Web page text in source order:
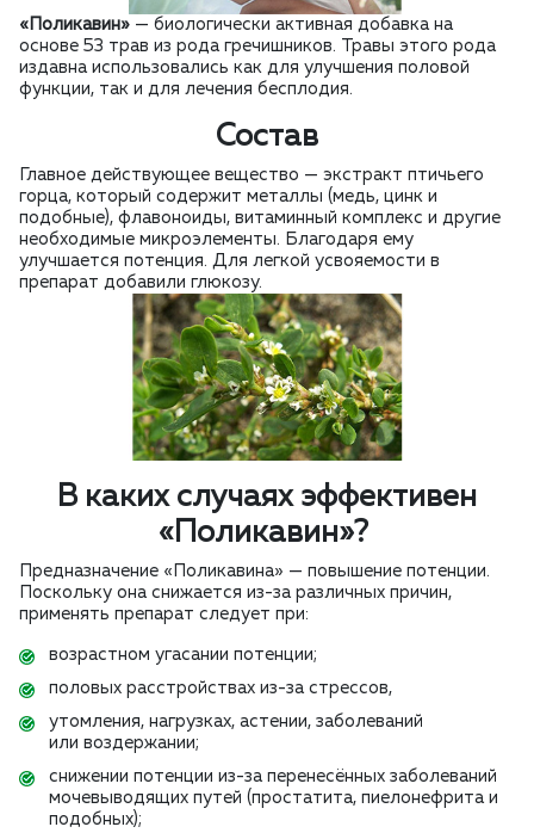
«Поликавин» — биологически активная добавка на
основе 53 трав из рода гречишников. Травы этого рода
издавна использовались как для улучшения половой
функции, так и для лечения бесплодия.
Состав
Главное действующее вещество — экстракт птичьего
горца, который содержит металлы (медь, цинк и
подобные), флавоноиды, витаминный комплекс и другие
необходимые микроэлементы. Благодаря ему
улучшается потенция. Для легкой усвояемости в
препарат добавили глюкозу.
В каких случаях эффективен
«Поликавин»?
Предназначение «Поликавина» — повышение потенции.
Поскольку она снижается из-за различных причин,
применять препарат следует при:
возрастном угасании потенции;
половых расстройствах из-за стрессов,
утомления, нагрузках, астении, заболеваний
или воздержании;
снижении потенции из-за перенесённых заболеваний
мочевыводящих путей (простатита, пиелонефрита и
подобных);